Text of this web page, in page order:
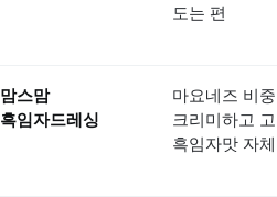
도는 편
맘스맘
흑임자드레싱
마요네즈 비
크리미하고
흑임자맛 자